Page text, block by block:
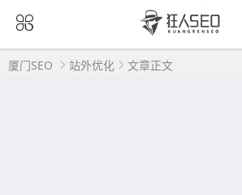
厦门SEO 站外优化 文章正文